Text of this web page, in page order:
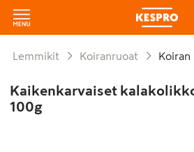
Lemmikit Koiranruoat
Kaikenkarvaiset
100g